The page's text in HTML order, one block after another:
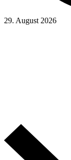
29. August 2026